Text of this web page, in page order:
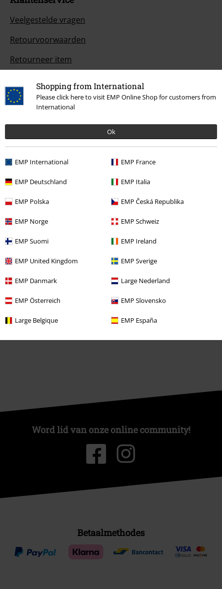
Shopping from International
Please click here to visit EMP Online Shop for customers from
International
Ok
EMP International EMP France
EMP Deutschland EMP Italia
EMP Polska EMP Česká Republika
EMP Norge EMP Schweiz
EMP Suomi EMP Ireland
EMP United Kingdom EMP Sverige
EMP Danmark Large Nederland
EMP Österreich EMP Slovensko
Large Belgique EMP España
Veelgestelde vragen
Retourvoorwaarden
Retourneer item
Annuleer mijn BSC-lidmaatschap
Overige acties
Prijsvragen
Large Cadeaubonnen
Large Studentenkorting
EMP Backstage Club
Word lid van onze online community!
Betaalmethodes